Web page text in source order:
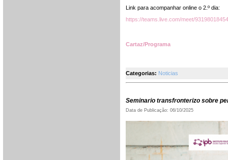
Link para acompanhar online o 2.º dia:
https://teams.live.com/meet/
Cartaz/Programa
Categorias: Noticias
Seminario transfronterizo sobre
Data de Publicação: 06/10/2025